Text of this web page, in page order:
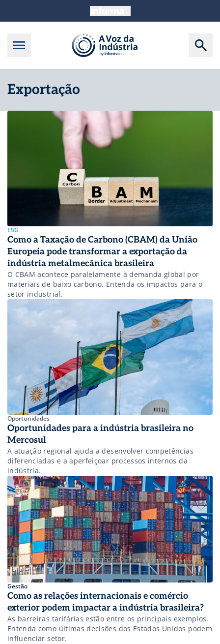
Exportação
ESG
Como a Taxação de Carbono (CBAM) da União
Europeia pode transformar a exportação da
indústria metalmecânica brasileira
O CBAM acontece paralelamente à demanda global por
materiais de baixo carbono. Entenda os impactos para o
setor industrial.
Oportunidades
Oportunidades para a indústria brasileira no
Mercosul
A atuação regional ajuda a desenvolver competências
diferenciadas e a aperfeiçoar processos internos da
indústria.
Gestão
Como as relações internacionais e comércio
exterior podem impactar a indústria brasileira?
As barreiras tarifárias estão entre os principais exemplos.
Entenda como últimas decisões dos Estados Unidos podem
influenciar setor.